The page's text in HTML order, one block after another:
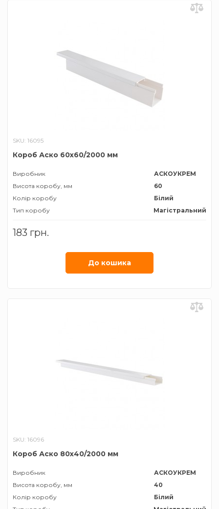
SKU: 16095
Короб Аско 60х60/2000 мм
Виробник
АСКОУКРЕМ
Висота коробу, мм
60
Колір коробу
Білий
Тип коробу
Магістральний
183 грн.
До кошика
SKU: 16096
Короб Аско 80х40/2000 мм
Виробник
АСКОУКРЕМ
Висота коробу, мм
40
Колір коробу
Білий